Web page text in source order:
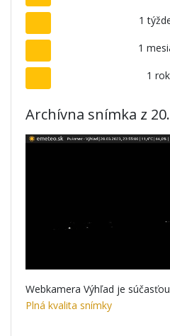
1
1
1 rok
Archívna snímka z
Webkamera Výhľad je
Plná kvalita snímky